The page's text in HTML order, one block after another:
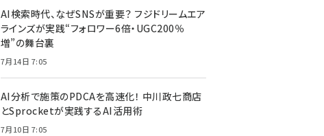
AI検索時代、なぜSNSが重要？ フジドリームエア
ラインズが実践“フォロワー6倍・UGC200％
増”の舞台裏
7月14日 7:05
AI分析で施策のPDCAを高速化！ 中川政七商店
とSprocketが実践するAI活用術
7月10日 7:05